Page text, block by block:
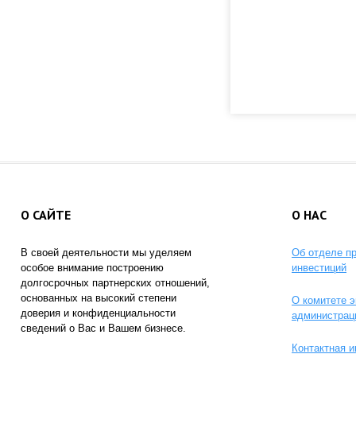
О САЙТЕ
В своей деятельности мы уделяем
особое внимание построению
долгосрочных партнерских отношений,
основанных на высокий степени
доверия и конфиденциальности
сведений о Вас и Вашем бизнесе.
О НАС
Об отделе
инвестиций
О комитете
Контактная